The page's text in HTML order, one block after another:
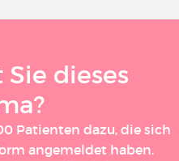
dieses
Patienten dazu, die sich
angemeldet haben.